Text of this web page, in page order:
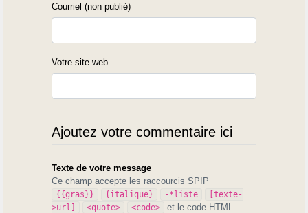
Courriel (non publié)
Votre site web
Ajoutez votre commentaire ici
Texte de votre message
Ce champ accepte les raccourcis SPIP
{{gras}} {italique} -*liste
[texte-
>url]
<quote> <code> et le code HTML